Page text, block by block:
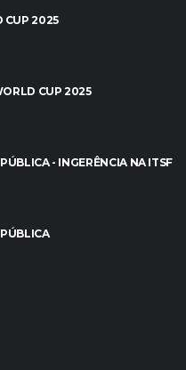
CUP 2025
CUP 2025
- INGERÊNCIA NA ITSF